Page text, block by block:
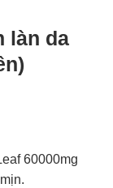
làn da
60000mg